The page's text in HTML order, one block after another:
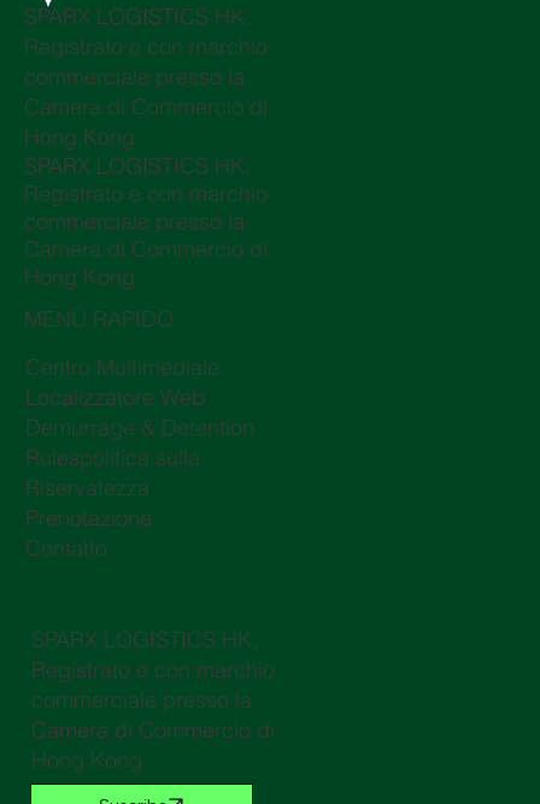
SPARX LOGISTICS HK,
Registrato e con marchio
commerciale presso la
Camera di Commercio di
Hong Kong
SPARX LOGISTICS HK,
Registrato e con marchio
commerciale presso la
Camera di Commercio di
Hong Kong
MENÙ RAPIDO
Centro Multimediale
Localizzatore Web
Demurrage & Detention
Rulespolitica sulla
Riservatezza
Prenotazione
Contatto
SPARX LOGISTICS HK,
Registrato e con marchio
commerciale presso la
Camera di Commercio di
Hong Kong